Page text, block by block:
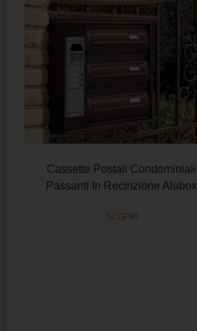
Cassette Postali Condominiali
Passanti In Recinzione Alubox
SCOPRI